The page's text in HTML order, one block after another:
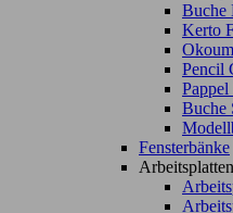
Buche
Kerto
Pencil
Buche
Fensterbänke